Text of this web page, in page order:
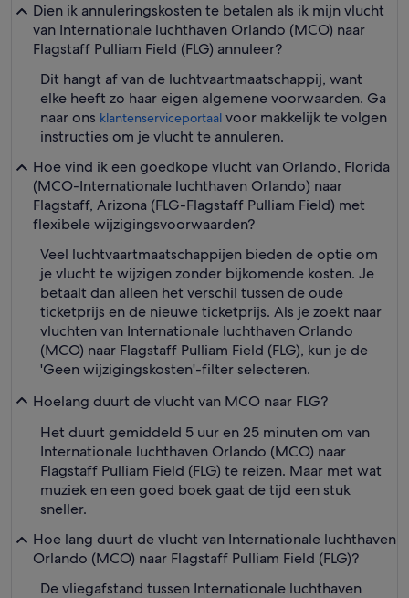
Dien ik annuleringskosten te betalen als ik mijn vlucht
van Internationale luchthaven Orlando (MCO) naar
Flagstaff Pulliam Field (FLG) annuleer?
Dit hangt af van de luchtvaartmaatschappij, want
elke heeft zo haar eigen algemene voorwaarden. Ga
naar ons klantenserviceportaal voor makkelijk te volgen
instructies om je vlucht te annuleren.
Hoe vind ik een goedkope vlucht van Orlando, Florida
(MCO-Internationale luchthaven Orlando) naar
Flagstaff, Arizona (FLG-Flagstaff Pulliam Field) met
flexibele wijzigingsvoorwaarden?
Veel luchtvaartmaatschappijen bieden de optie om
je vlucht te wijzigen zonder bijkomende kosten. Je
betaalt dan alleen het verschil tussen de oude
ticketprijs en de nieuwe ticketprijs. Als je zoekt naar
vluchten van Internationale luchthaven Orlando
(MCO) naar Flagstaff Pulliam Field (FLG), kun je de
'Geen wijzigingskosten'-filter selecteren.
Hoelang duurt de vlucht van MCO naar FLG?
Het duurt gemiddeld 5 uur en 25 minuten om van
Internationale luchthaven Orlando (MCO) naar
Flagstaff Pulliam Field (FLG) te reizen. Maar met wat
muziek en een goed boek gaat de tijd een stuk
sneller.
Hoe lang duurt de vlucht van Internationale luchthaven
Orlando (MCO) naar Flagstaff Pulliam Field (FLG)?
De vliegafstand tussen Internationale luchthaven